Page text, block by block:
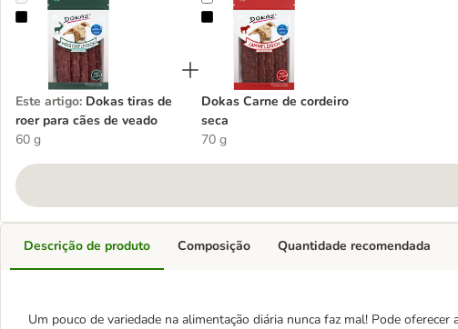
Dokas tiras de roer para cães de veado
Este artigo: Dokas tiras de
roer para cães de veado
60 g
Dokas Carne de cordeiro seca
Dokas Carne de cordeiro
seca
70 g
Descrição de produto
Um pouco de variedade na alimentação diária nunca faz mal! Pode
Composição Quantidade recomendada